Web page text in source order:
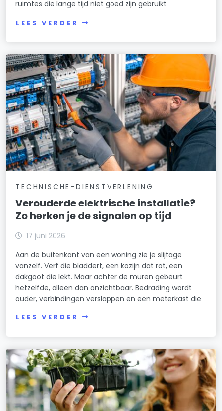
ruimtes die lange tijd niet goed zijn gebruikt.
LEES VERDER
TECHNISCHE-DIENSTVERLENING
Verouderde elektrische installatie?
Zo herken je de signalen op tijd
17 juni 2026
Aan de buitenkant van een woning zie je slijtage
vanzelf. Verf die bladdert, een kozijn dat rot, een
dakgoot die lekt. Maar achter de muren gebeurt
hetzelfde, alleen dan onzichtbaar. Bedrading wordt
ouder, verbindingen verslappen en een meterkast die
LEES VERDER